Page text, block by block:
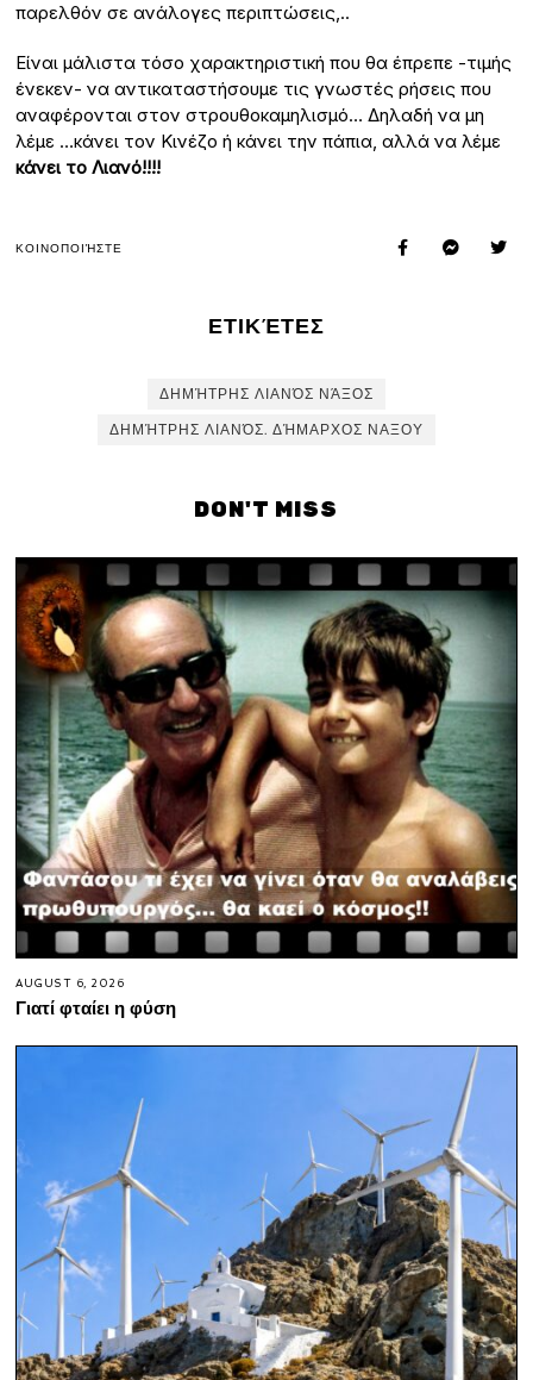
παρελθόν σε ανάλογες περιπτώσεις,..
Είναι μάλιστα τόσο χαρακτηριστική που θα έπρεπε -τιμής
ένεκεν- να αντικαταστήσουμε τις γνωστές ρήσεις που
αναφέρονται στον στρουθοκαμηλισμό… Δηλαδή να μη
λέμε …κάνει τον Κινέζο ή κάνει την πάπια, αλλά να λέμε
κάνει το Λιανό!!!!
ΚΟΙΝΟΠΟΙΉΣΤΕ
ΕΤΙΚΈΤΕΣ
ΔΗΜΉΤΡΗΣ ΛΙΑΝΌΣ ΝΆΞΟΣ
ΔΗΜΉΤΡΗΣ ΛΙΑΝΌΣ. ΔΉΜΑΡΧΟΣ ΝΑΞΟΥ
DON'T MISS
AUGUST 6, 2026
Γιατί φταίει η φύση